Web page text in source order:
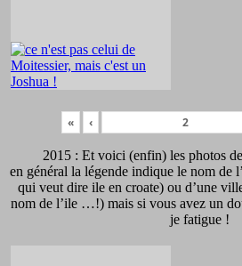
« ‹
2015 : Et voici (enfin) les photos
en général la légende indique le nom de
qui veut dire ile en croate) ou d’une
nom de l’ile …!) mais si vous avez un
je fatigue !